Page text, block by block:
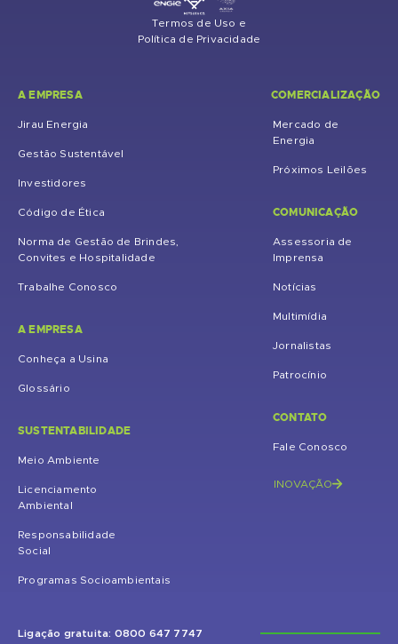
Termos de Uso e
Política de Privacidade
A EMPRESA
Jirau Energia
Gestão Sustentável
Investidores
Código de Ética
Norma de Gestão de Brindes,
Convites e Hospitalidade
Trabalhe Conosco
A EMPRESA
Conheça a Usina
Glossário
SUSTENTABILIDADE
Meio Ambiente
Licenciamento
Ambiental
Responsabilidade
Social
Programas Socioambientais
COMERCIALIZAÇÃO
Mercado de
Energia
Próximos Leilões
COMUNICAÇÃO
Assessoria de
Imprensa
Notícias
Multimídia
Jornalistas
Patrocínio
CONTATO
Fale Conosco
INOVAÇÃO
Ligação gratuita: 0800 647 7747